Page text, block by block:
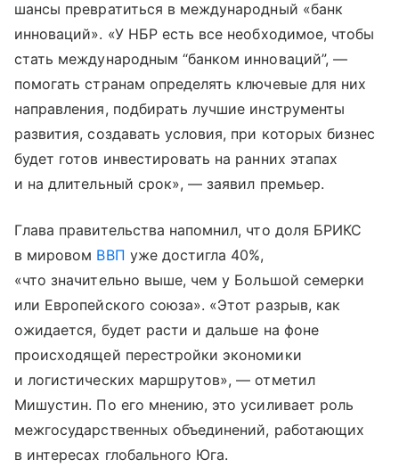
шансы превратиться в международный «банк
инноваций». «У НБР есть все необходимое, чтобы
стать международным “банком инноваций”, —
помогать странам определять ключевые для них
направления, подбирать лучшие инструменты
развития, создавать условия, при которых бизнес
будет готов инвестировать на ранних этапах
и на длительный срок», — заявил премьер.
Глава правительства напомнил, что доля БРИКС
в мировом ВВП уже достигла 40%,
«что значительно выше, чем у Большой семерки
или Европейского союза». «Этот разрыв, как
ожидается, будет расти и дальше на фоне
происходящей перестройки экономики
и логистических маршрутов», — отметил
Мишустин. По его мнению, это усиливает роль
межгосударственных объединений, работающих
в интересах глобального Юга.